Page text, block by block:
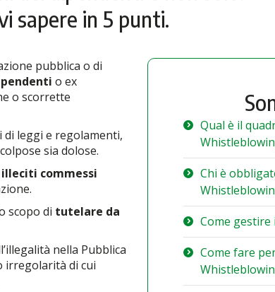
sapere in 5 punti.
pubblica o di
o ex
o scorrette
leggi e regolamenti,
sia dolose.
illeciti commessi
scopo di tutelare da
nella Pubblica
irregolarità di cui
Qual è il
Chi è
Come
Come fare